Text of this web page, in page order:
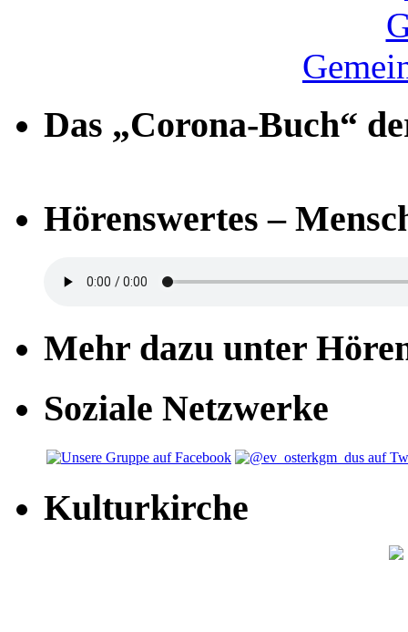
Das „Corona-Buch“
Hörenswertes –
Mehr dazu unter
Soziale Netzwerke
Kulturkirche